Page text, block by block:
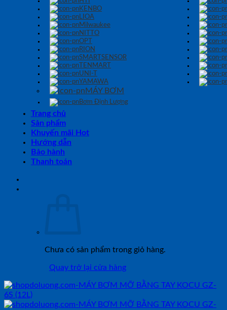
KENBO
LIOA
Milwaukee
NITTO
OPT
RION
SMARTSENSOR
TENMART
UNI-T
YAMAWA
MÁY BƠM
Bơm Định Lượng
Trang chủ
Sản phẩm
Khuyến mãi Hot
Hướng dẫn
Bảo hành
Thanh toán
Chưa có sản phẩm trong giỏ hàng.
Quay trở lại cửa hàng